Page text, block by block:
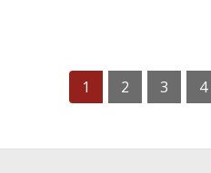
1 2 3 4